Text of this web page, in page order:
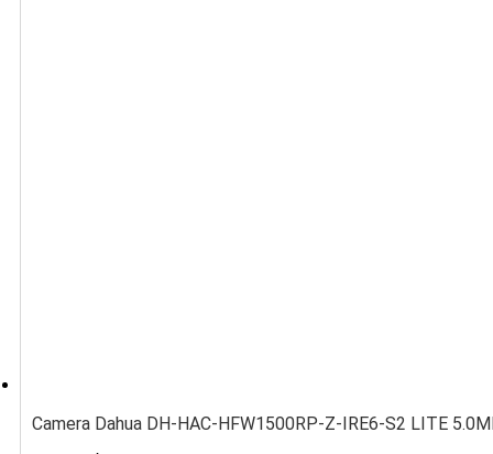
Camera Dahua DH-HAC-HFW1500RP-Z-IRE6-S2 LITE